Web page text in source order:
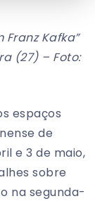
Kafka”
(27) – Foto:
espaços
de
e 3 de maio,
sobre
na segunda-